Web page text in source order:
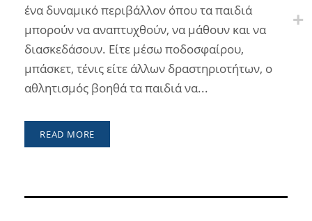
ένα δυναμικό περιβάλλον όπου τα παιδιά
μπορούν να αναπτυχθούν, να μάθουν και να
διασκεδάσουν. Είτε μέσω ποδοσφαίρου,
μπάσκετ, τένις είτε άλλων δραστηριοτήτων, ο
αθλητισμός βοηθά τα παιδιά να...
READ MORE